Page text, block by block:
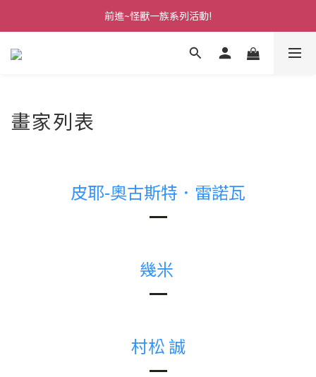
前進~怪獸一族系列活動!
前進~怪獸一族系列活動!
分享美好時光 ∣ APP好友推薦
畫家列表
皮耶-奧古斯特．雷諾瓦
幾米
村松 誠